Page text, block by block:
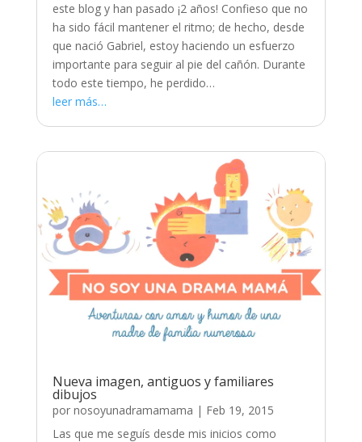
este blog y han pasado ¡2 años! Confieso que no
ha sido fácil mantener el ritmo; de hecho, desde
que nació Gabriel, estoy haciendo un esfuerzo
importante para seguir al pie del cañón. Durante
todo este tiempo, he perdido…
leer más…
Nueva imagen, antiguos y familiares
dibujos
por nosoyunadramamama | Feb 19, 2015
Las que me seguís desde mis inicios como